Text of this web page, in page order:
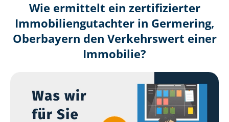
Wie ermittelt ein zertifizierter
Immobilien­gutachter in Germering,
Oberbayern den Verkehrswert einer
Immobilie?